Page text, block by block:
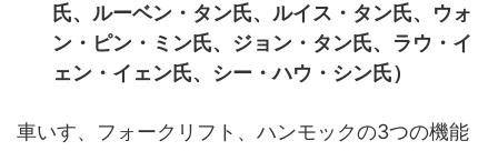
氏、ルーベン・タン氏、ルイス・タン氏、ウォ
ン・ピン・ミン氏、ジョン・タン氏、ラウ・イ
ェン・イェン氏、シー・ハウ・シン氏）
車いす、フォークリフト、ハンモックの3つの機能